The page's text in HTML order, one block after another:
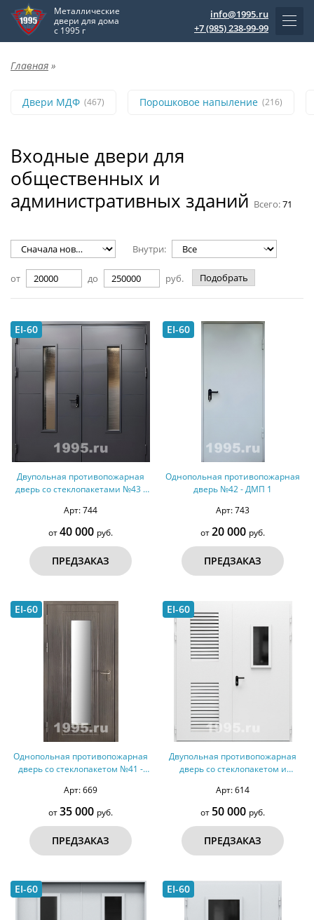
Металлические
двери для дома
с 1995 г
info@1995.ru
+7 (985) 238-99-99
Главная »
Двери МДФ (467) Порошковое напыление (216)
Входные двери для
общественных и
административных зданий Всего:71
Внутри:
от до руб. Подобрать
EI-60
Двупольная противопожарная
дверь со стеклопакетами №43 -
Арт: 744
от40 000 руб.
ПРЕДЗАКАЗ
EI-60
Однопольная противопожарная
дверь №42 - ДМП 1
Арт: 743
от20 000 руб.
ПРЕДЗАКАЗ
EI-60
Однопольная противопожарная
дверь со стеклопакетом №41 -
Арт: 669
от35 000 руб.
ПРЕДЗАКАЗ
EI-60
Двупольная противопожарная
дверь со стеклопакетом и
Арт: 614
от 50 000 руб.
ПРЕДЗАКАЗ
EI-60 EI-60